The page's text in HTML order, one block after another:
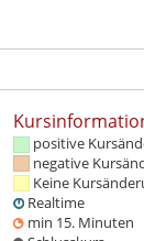
positive
negative
Keine
Realtime
min 15. Minuten